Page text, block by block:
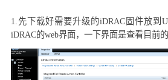
隧道代理
长效代理
退出
1. 先下载好需要升级的iDRAC固件放到 U
iDRAC的web界面，一下界面是查看目前的